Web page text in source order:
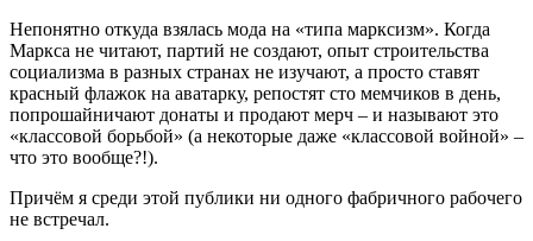
Непонятно откуда взялась мода на «типа марксизм». Когда
Маркса не читают, партий не создают, опыт строительства
социализма в разных странах не изучают, а просто ставят
красный флажок на аватарку, репостят сто мемчиков в день,
попрошайничают донаты и продают мерч – и называют это
«классовой борьбой» (а некоторые даже «классовой войной» –
что это вообще?!).
Причём я среди этой публики ни одного фабричного рабочего
не встречал.